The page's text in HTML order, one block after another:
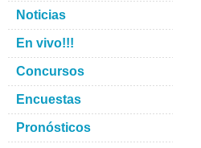
Noticias
En vivo!!!
Concursos
Encuestas
Pronósticos